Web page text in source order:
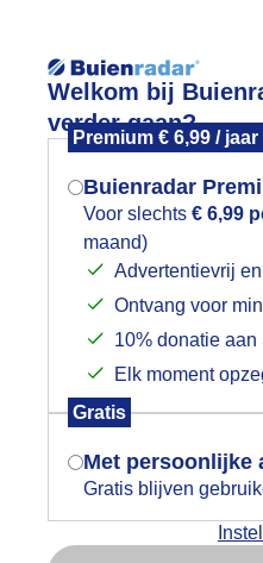
Welkom bij
verder gaan?
Premium € 6,99 / jaar
Buienradar
Voor slechts € 6,99
maand)
Advertentievrij
Ontvang voor
10% donatie
Elk moment
Gratis
Met persoonlijke
Gratis blijven
Foto en video
en
Mogen we je
het
Indien je hier nog
gegeven,
je browser
Is goed,